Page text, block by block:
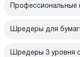
Шредеры для
Шредеры 3 уровня